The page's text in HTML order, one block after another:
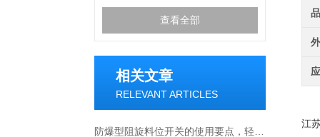
查看全部
相关文章
RELEVANT ARTICLES
江